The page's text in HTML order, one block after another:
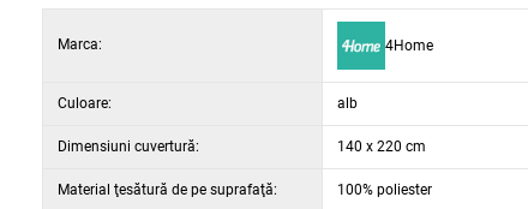
Marca: 4Home
Culoare: alb
Dimensiuni cuvertură: 140 x 220 cm
Material ţesătură de pe suprafaţă: 100% poliester